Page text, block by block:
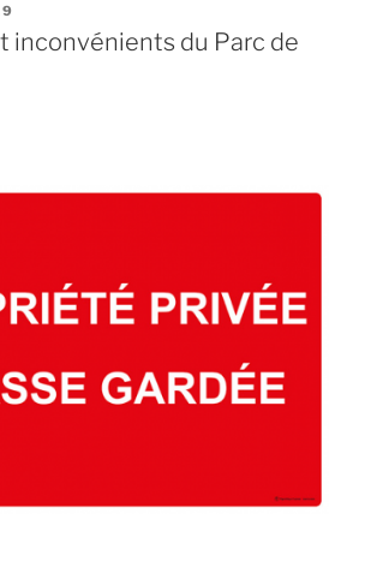
inconvénients du Parc de